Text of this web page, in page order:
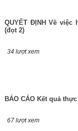
QUYẾT ĐỊNH Về việc
(đọt 2)
34 lượt xem
BÁO CÁO Kết quả
67 lượt xem